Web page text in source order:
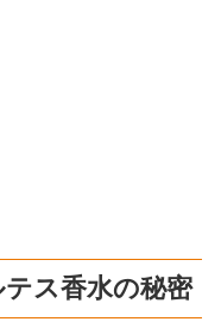
ス香水の秘密